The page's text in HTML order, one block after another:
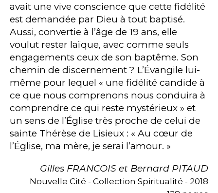
avait une vive conscience que cette fidélité
est demandée par Dieu à tout baptisé.
Aussi, convertie à l’âge de 19 ans, elle
voulut rester laïque, avec comme seuls
engagements ceux de son baptême. Son
chemin de discernement ? L’Évangile lui-
même pour lequel « une fidélité candide à
ce que nous comprenons nous conduira à
comprendre ce qui reste mystérieux » et
un sens de l’Église très proche de celui de
sainte Thérèse de Lisieux : « Au cœur de
l’Église, ma mère, je serai l’amour. »
Gilles FRANCOIS et Bernard PITAUD
Nouvelle Cité - Collection Spiritualité - 2018